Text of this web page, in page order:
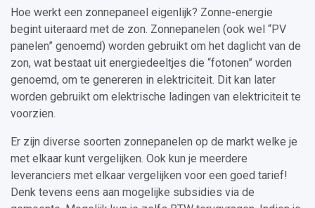
Hoe werkt een zonnepaneel eigenlijk? Zonne-energie
begint uiteraard met de zon. Zonnepanelen (ook wel “PV
panelen” genoemd) worden gebruikt om het daglicht van de
zon, wat bestaat uit energiedeeltjes die “fotonen” worden
genoemd, om te genereren in elektriciteit. Dit kan later
worden gebruikt om elektrische ladingen van elektriciteit te
voorzien.
Er zijn diverse soorten zonnepanelen op de markt welke je
met elkaar kunt vergelijken. Ook kun je meerdere
leveranciers met elkaar vergelijken voor een goed tarief!
Denk tevens eens aan mogelijke subsidies via de